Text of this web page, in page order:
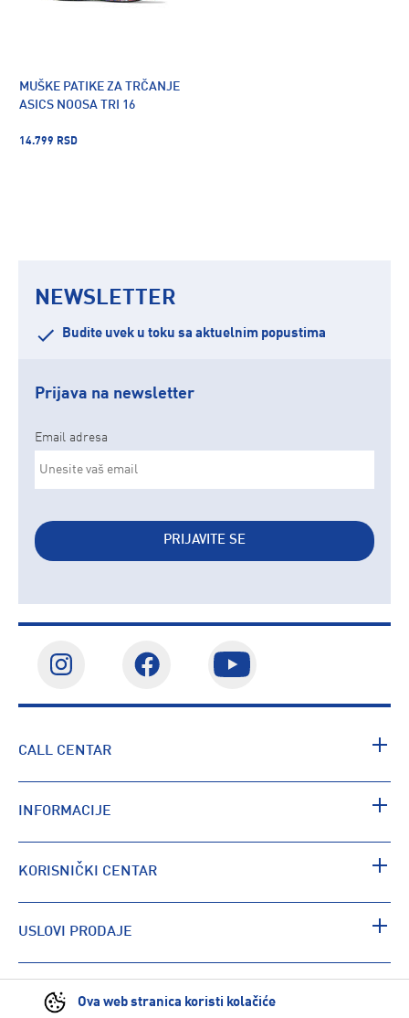
Ova web stranica koristi kolačiće
MUŠKE PATIKE ZA TRČANJE
ASICS NOOSA TRI 16
14.799 RSD
NEWSLETTER
Budite uvek u toku sa aktuelnim popustima
Prijava na newsletter
Email adresa
PRIJAVITE SE
CALL CENTAR
INFORMACIJE
KORISNIČKI CENTAR
USLOVI PRODAJE
PRONAĐI RADNJU